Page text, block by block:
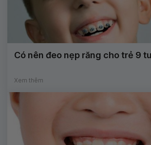
Có nên đeo nẹp răng cho trẻ 9
Xem thêm